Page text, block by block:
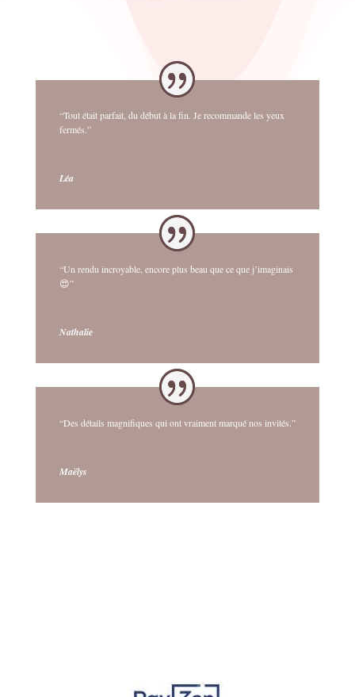
“Tout était parfait, du début à la fin. Je recommande les yeux
fermés.”
Léa
“Un rendu incroyable, encore plus beau que ce que j’imaginais
😍”
Nathalie
“Des détails magnifiques qui ont vraiment marqué nos invités.”
Maëlys